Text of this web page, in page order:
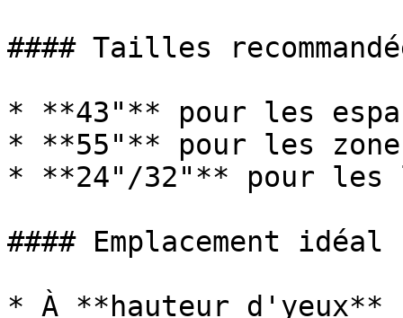
#### Tailles
* **43"** pour les
* **55"** pour les
* **24"/32"** pour les
#### Emplacement idéal
* À **hauteur d'yeux**